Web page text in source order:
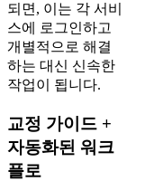
되면, 이는 각 서비
스에 로그인하고
개별적으로 해결
하는 대신 신속한
작업이 됩니다.
교정 가이드 +
자동화된 워크
플로